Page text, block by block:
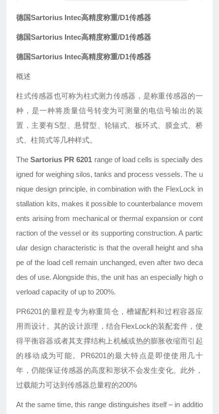
德国Sartorius Intec高精度称重/D1传感器
德国Sartorius Intec高精度称重/D1传感器
德国Sartorius Intec高精度称重/D1传感器
概述
柱式传感器也可称为柱式测力传感器，是称重传感器的一
种，是一种将质量信号转变为可测量的电信号输出的装
置，主要有S型、悬臂型、轮辐式、板环式、膜盒式、桥
式、柱筒式等几种样式。
TheSartorius PR 6201 range of load cells is specially des
igned for weighing silos, tanks and process vessels. The u
nique design principle, in combination with the FlexLock in
stallation kits, makes it possible to counterbalance movem
ents arising from mechanical or thermal expansion or cont
raction of the vessel or its supporting construction. A partic
ular design characteristic is that the overall height and sha
pe of the load cell remain unchanged, even after two deca
des of use. Alongside this, the unit has an especially high o
verload capacity of up to 200%.
PR6201的量程是专为称重筒仓，槽罐配料和过程容器应
用而设计。其的设计原理，结合FlexLock的装配套件，使
得平衡容器或者其支撑结构上机械或热的膨胀收缩而引起
的移动成为可能。PR6201的最大特点是即使使用几十
年，仍能保证传感器的高度和形状不会发生变化。此外，
过载能力可达到传感器总量程的200%
At the same time, this range distinguishes itself–in additio